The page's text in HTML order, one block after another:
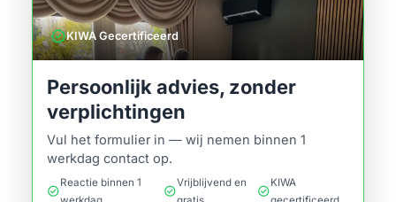
verifiedKIWA Gecertificeerd
Persoonlijk advies, zonder
verplichtingen
Vul het formulier in — wij nemen binnen 1
werkdag contact op.
check_circle
Reactie binnen 1
check_circle
Vrijblijvend en
check_circle
KIWA